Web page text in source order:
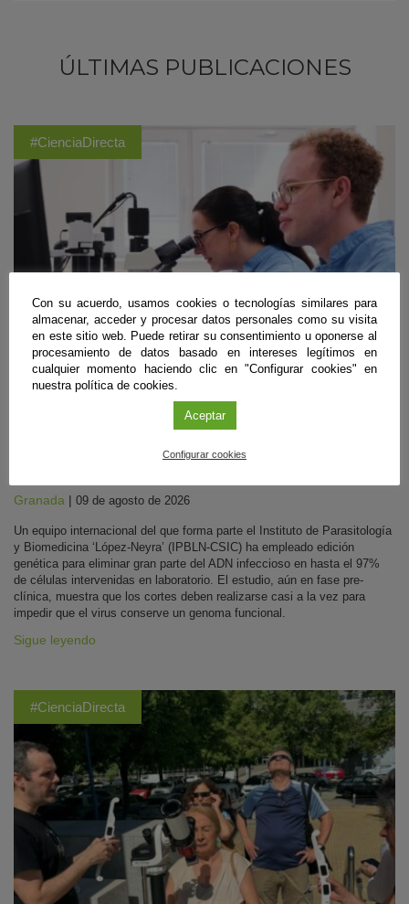
ÚLTIMAS PUBLICACIONES
#CienciaDirecta
la infección del VIH en células de laboratorio
Granada | 09 de agosto de 2026
Un equipo internacional del que forma parte el Instituto de Parasitología
y Biomedicina ‘López-Neyra’ (IPBLN-CSIC) ha empleado edición
genética para eliminar gran parte del ADN infeccioso en hasta el 97%
de células intervenidas en laboratorio. El estudio, aún en fase pre-
clínica, muestra que los cortes deben realizarse casi a la vez para
impedir que el virus conserve un genoma funcional.
Sigue leyendo
#CienciaDirecta
Con su acuerdo, usamos cookies o tecnologías similares para
almacenar, acceder y procesar datos personales como su visita
en este sitio web. Puede retirar su consentimiento u oponerse al
procesamiento de datos basado en intereses legítimos en
cualquier momento haciendo clic en "Configurar cookies" en
nuestra política de cookies.
Aceptar
Configurar cookies